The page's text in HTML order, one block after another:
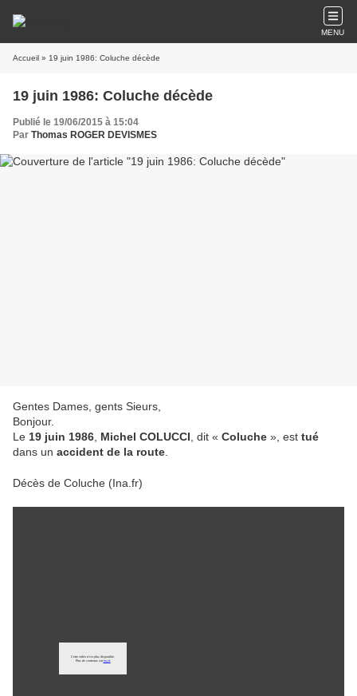
MENU
Accueil » 19 juin 1986: Coluche décède
19 juin 1986: Coluche décède
Publié le 19/06/2015 à 15:04
Par Thomas ROGER DEVISMES
Gentes Dames, gents Sieurs,
Bonjour.
Le 19 juin 1986 Michel COLUCCI , dit « Coluche », est tué
dans un accident de la route
Décès de Coluche (Ina.fr)